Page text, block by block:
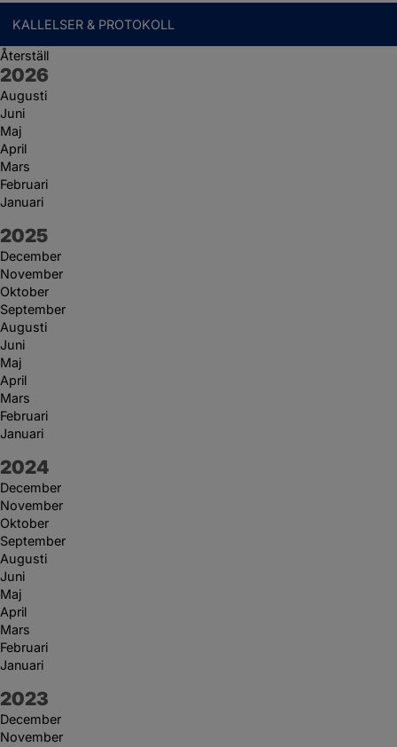
KALLELSER & PROTOKOLL
Återställ
År:
2026
Augusti
Juni
Maj
April
Mars
Februari
Januari
År:
2025
December
November
Oktober
September
Augusti
Juni
Maj
April
Mars
Februari
Januari
År:
2024
December
November
Oktober
September
Augusti
Juni
Maj
April
Mars
Februari
Januari
År:
2023
December
November